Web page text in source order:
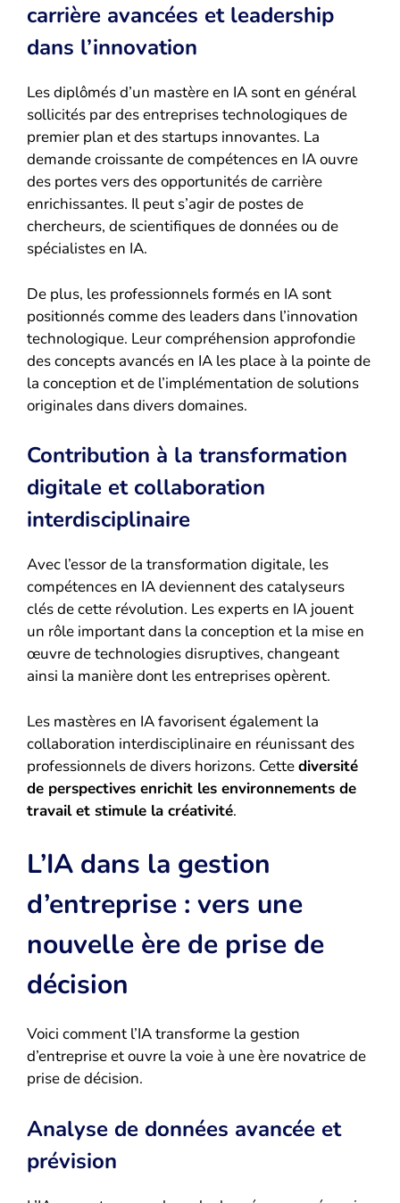
carrière avancées et leadership
dans l’innovation
Les diplômés d’un mastère en IA sont en général
sollicités par des entreprises technologiques de
premier plan et des startups innovantes. La
demande croissante de compétences en IA ouvre
des portes vers des opportunités de carrière
enrichissantes. Il peut s’agir de postes de
chercheurs, de scientifiques de données ou de
spécialistes en IA.
De plus, les professionnels formés en IA sont
positionnés comme des leaders dans l’innovation
technologique. Leur compréhension approfondie
des concepts avancés en IA les place à la pointe de
la conception et de l’implémentation de solutions
originales dans divers domaines.
Contribution à la transformation
digitale et collaboration
interdisciplinaire
Avec l’essor de la transformation digitale, les
compétences en IA deviennent des catalyseurs
clés de cette révolution. Les experts en IA jouent
un rôle important dans la conception et la mise en
œuvre de technologies disruptives, changeant
ainsi la manière dont les entreprises opèrent.
Les mastères en IA favorisent également la
collaboration interdisciplinaire en réunissant des
professionnels de divers horizons. Cettediversité
de perspectives enrichit les environnements de
travail et stimule la créativité.
L’IA dans la gestion
d’entreprise : vers une
nouvelle ère de prise de
décision
Voici comment l’IA transforme la gestion
d’entreprise et ouvre la voie à une ère novatrice de
prise de décision.
Analyse de données avancée et
prévision